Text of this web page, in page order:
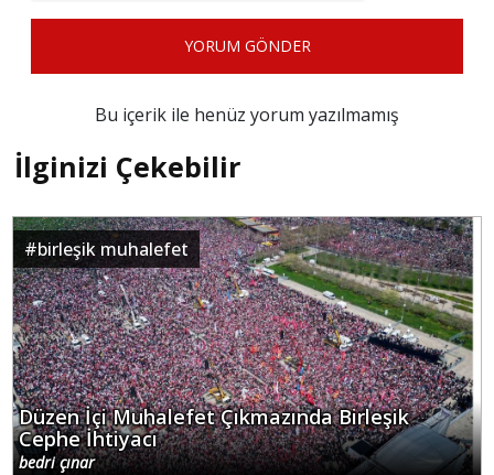
YORUM GÖNDER
Bu içerik ile henüz yorum yazılmamış
İlginizi Çekebilir
#birleşik muhalefet
Düzen İçi Muhalefet Çıkmazında Birleşik
Cephe İhtiyacı
bedri çınar